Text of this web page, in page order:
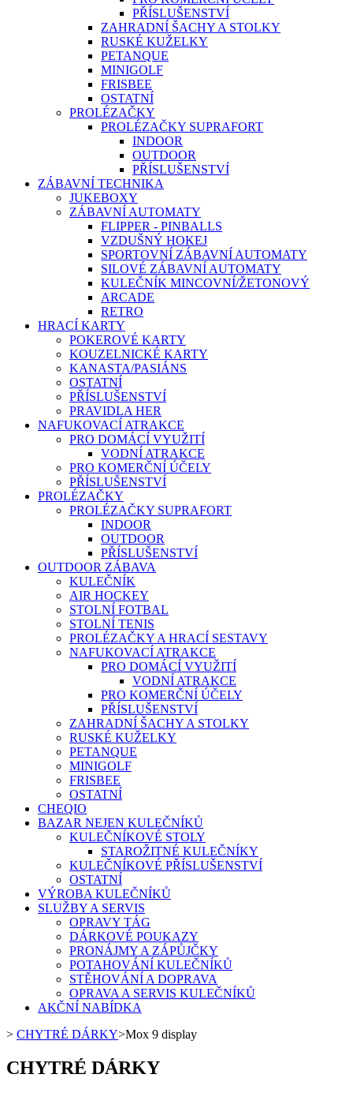
PŘÍSLUŠENSTVÍ
ZAHRADNÍ ŠACHY A STOLKY
RUSKÉ KUŽELKY
PETANQUE
MINIGOLF
FRISBEE
OSTATNÍ
PROLÉZAČKY
PROLÉZAČKY SUPRAFORT
INDOOR
OUTDOOR
PŘÍSLUŠENSTVÍ
ZÁBAVNÍ TECHNIKA
JUKEBOXY
ZÁBAVNÍ AUTOMATY
FLIPPER - PINBALLS
VZDUŠNÝ HOKEJ
SPORTOVNÍ ZÁBAVNÍ AUTOMATY
SILOVÉ ZÁBAVNÍ AUTOMATY
KULEČNÍK MINCOVNÍ/ŽETONOVÝ
ARCADE
RETRO
HRACÍ KARTY
POKEROVÉ KARTY
KOUZELNICKÉ KARTY
KANASTA/PASIÁNS
OSTATNÍ
PŘÍSLUŠENSTVÍ
PRAVIDLA HER
NAFUKOVACÍ ATRAKCE
PRO DOMÁCÍ VYUŽITÍ
VODNÍ ATRAKCE
PRO KOMERČNÍ ÚČELY
PŘÍSLUŠENSTVÍ
PROLÉZAČKY
PROLÉZAČKY SUPRAFORT
INDOOR
OUTDOOR
PŘÍSLUŠENSTVÍ
OUTDOOR ZÁBAVA
KULEČNÍK
AIR HOCKEY
STOLNÍ FOTBAL
STOLNÍ TENIS
PROLÉZAČKY A HRACÍ SESTAVY
NAFUKOVACÍ ATRAKCE
PRO DOMÁCÍ VYUŽITÍ
VODNÍ ATRAKCE
PRO KOMERČNÍ ÚČELY
PŘÍSLUŠENSTVÍ
ZAHRADNÍ ŠACHY A STOLKY
RUSKÉ KUŽELKY
PETANQUE
MINIGOLF
FRISBEE
OSTATNÍ
CHEQIO
BAZAR NEJEN KULEČNÍKŮ
KULEČNÍKOVÉ STOLY
STAROŽITNÉ KULEČNÍKY
KULEČNÍKOVÉ PŘÍSLUŠENSTVÍ
OSTATNÍ
VÝROBA KULEČNÍKŮ
SLUŽBY A SERVIS
OPRAVY TÁG
DÁRKOVÉ POUKAZY
PRONÁJMY A ZÁPŮJČKY
POTAHOVÁNÍ KULEČNÍKŮ
STĚHOVÁNÍ A DOPRAVA
OPRAVA A SERVIS KULEČNÍKŮ
AKČNÍ NABÍDKA
> CHYTRÉ DÁRKY>Mox 9 display
CHYTRÉ DÁRKY